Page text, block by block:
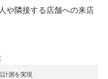
や隣接する店舗への来店
計測を実現